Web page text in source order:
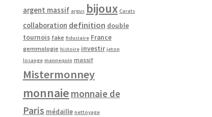
argent massif argus bijoux Carats
collaboration definition double
tournois fake fiduciaire France
gemmologie histoire investir jeton
losange mannequin massif
Mistermonney
monnaie monnaie de
Paris médaille nettoyage